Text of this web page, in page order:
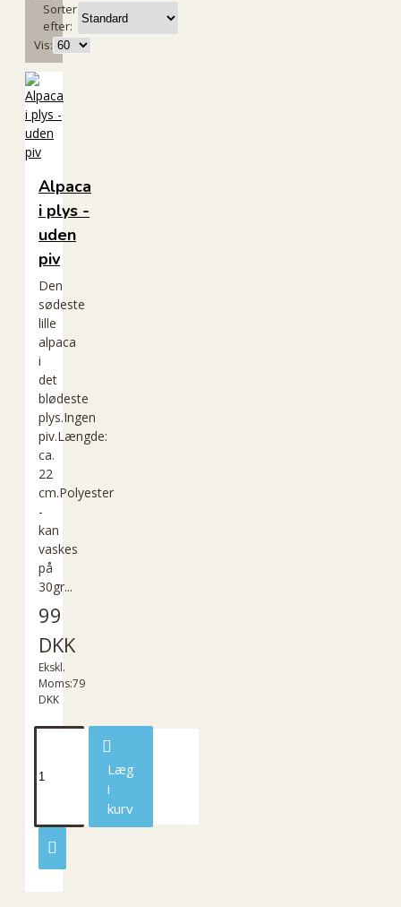
Sorter
efter:
Vis:
Alpaca
i plys -
uden
piv
Den
sødeste
lille
alpaca
i
det
blødeste
plys.Ingen
piv.Længde:
ca.
22
cm.Polyester
-
kan
vaskes
på
30gr...
99
DKK
Ekskl.
Moms:79
DKK
Læg
i
kurv